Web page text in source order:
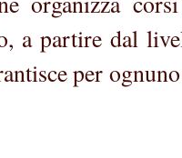
a partire dal
per